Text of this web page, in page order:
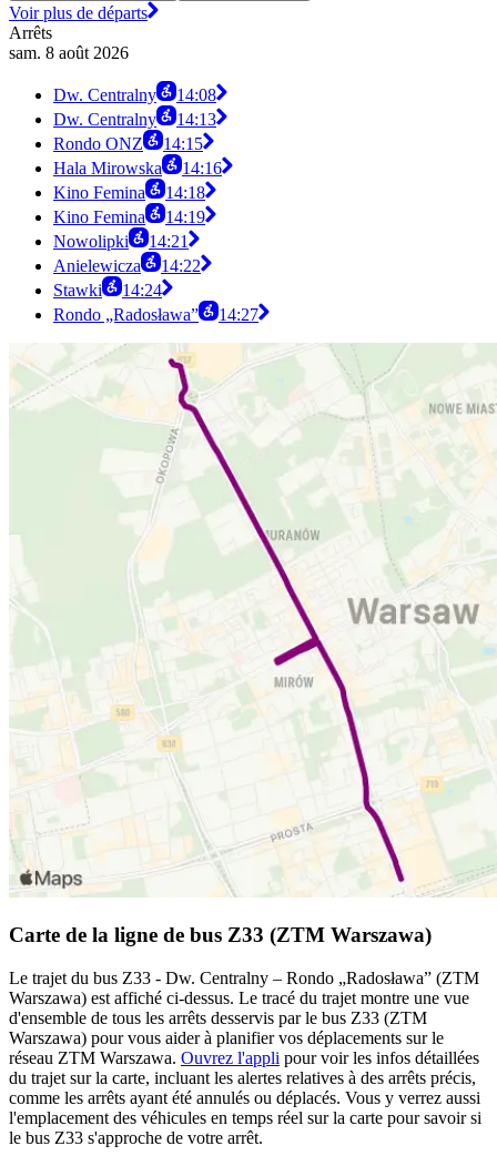
Voir plus de départs
Arrêts
sam. 8 août 2026
Dw. Centralny
14:08
Dw. Centralny
14:13
Rondo ONZ
14:15
Hala Mirowska
14:16
Kino Femina
14:18
Kino Femina
14:19
Nowolipki
14:21
Anielewicza
14:22
Stawki
14:24
Rondo „Radosława”
14:27
Carte de la ligne de bus Z33 (ZTM Warszawa)
Le trajet du bus Z33 - Dw. Centralny – Rondo „Radosława” (ZTM
Warszawa) est affiché ci-dessus. Le tracé du trajet montre une vue
d'ensemble de tous les arrêts desservis par le bus Z33 (ZTM
Warszawa) pour vous aider à planifier vos déplacements sur le
réseau ZTM Warszawa. Ouvrez l'appli pour voir les infos détaillées
du trajet sur la carte, incluant les alertes relatives à des arrêts précis,
comme les arrêts ayant été annulés ou déplacés. Vous y verrez aussi
l'emplacement des véhicules en temps réel sur la carte pour savoir si
le bus Z33 s'approche de votre arrêt.